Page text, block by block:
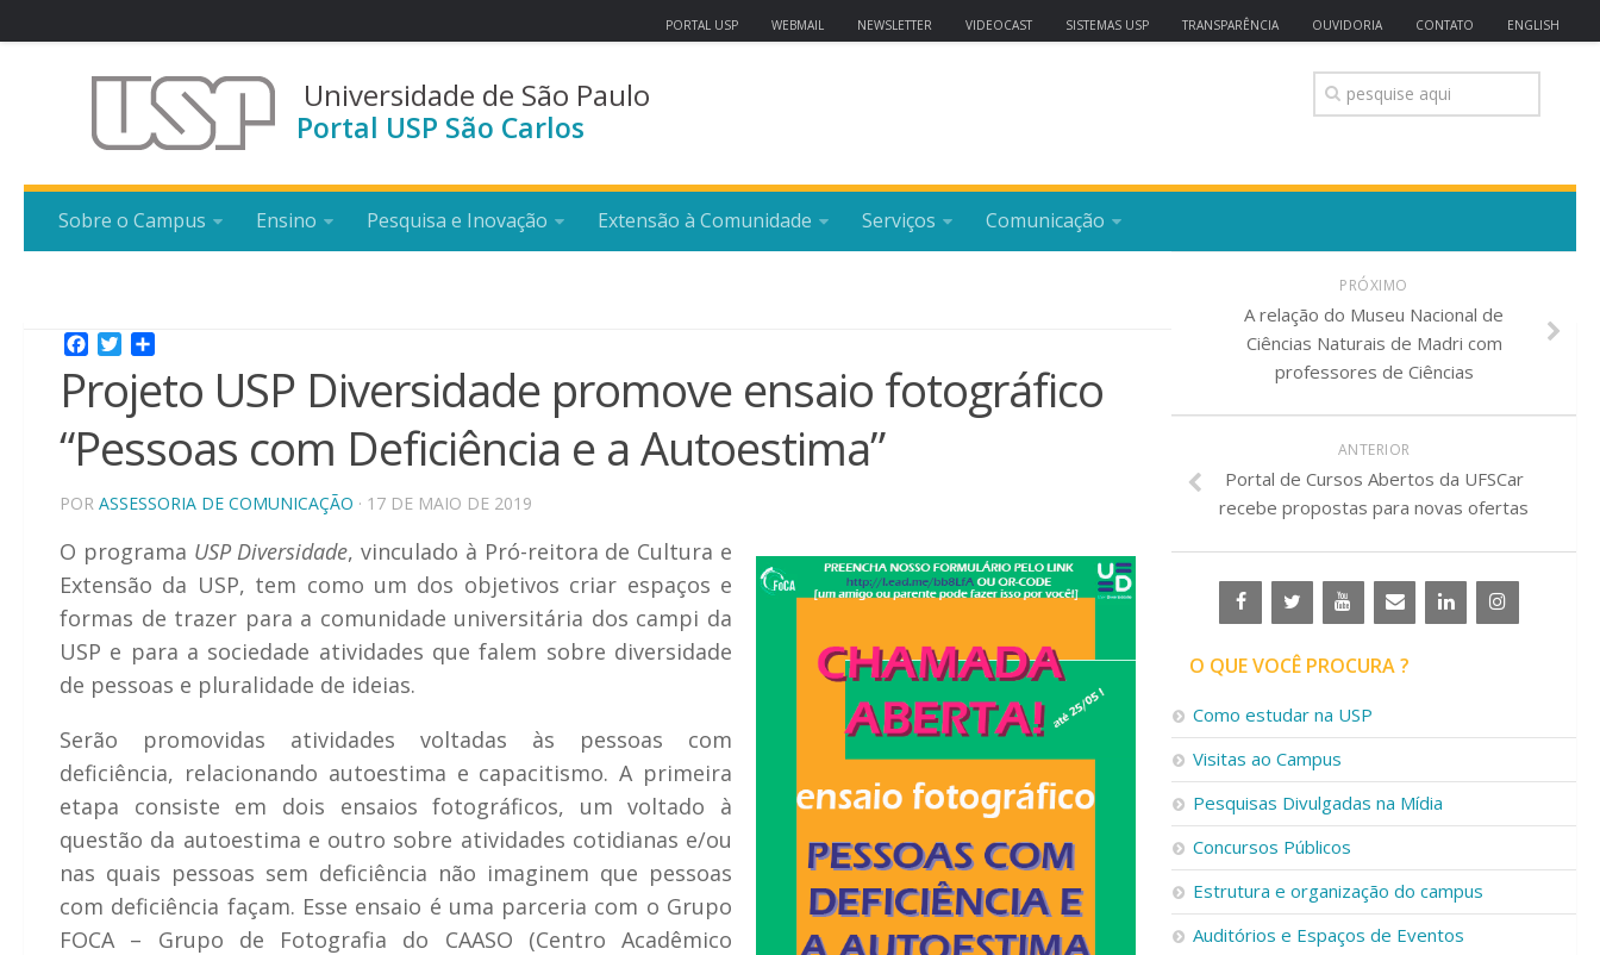
PORTAL USP WEBMAIL NEWSLETTER VIDEOCAST SISTEMAS USP TRANSPARÊNCIA OUVIDORIA CONTATO ENGLISH
Universidade de São Paulo
Portal USP São Carlos
Sobre o Campus Ensino Pesquisa e Inovação Extensão à Comunidade Serviços Comunicação
Facebook
Twitter
Projeto USP Diversidade promove ensaio fotográfico
“Pessoas com Deficiência e a Autoestima”
POR ASSESSORIA DE COMUNICAÇÃO · 17 DE MAIO DE 2019
O programa USP Diversidade, vinculado à Pró-reitora de Cultura e
Extensão da USP, tem como um dos objetivos criar espaços e
formas de trazer para a comunidade universitária dos campi da
USP e para a sociedade atividades que falem sobre diversidade
de pessoas e pluralidade de ideias.
Serão promovidas atividades voltadas às pessoas com
deficiência, relacionando autoestima e capacitismo. A primeira
etapa consiste em dois ensaios fotográficos, um voltado à
questão da autoestima e outro sobre atividades cotidianas e/ou
nas quais pessoas sem deficiência não imaginem que pessoas
com deficiência façam. Esse ensaio é uma parceria com o Grupo
FOCA – Grupo de Fotografia do CAASO (Centro Acadêmico
PRÓXIMO
A relação do Museu Nacional de
Ciências Naturais de Madri com
professores de Ciências
ANTERIOR
Portal de Cursos Abertos da UFSCar
recebe propostas para novas ofertas
O QUE VOCÊ PROCURA ?
Como estudar na USP
Visitas ao Campus
Pesquisas Divulgadas na Mídia
Concursos Públicos
Estrutura e organização do campus
Auditórios e Espaços de Eventos